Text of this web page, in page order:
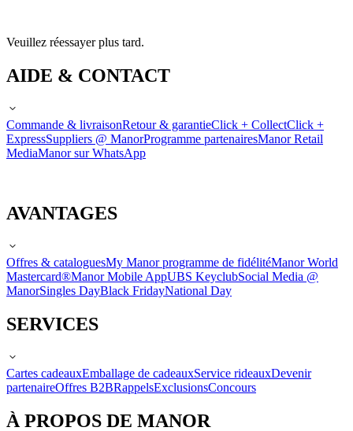
Veuillez réessayer plus tard.
AIDE & CONTACT
Commande & livraisonRetour & garantieClick + CollectClick +
ExpressSuppliers @ ManorProgramme partenairesManor Retail
MediaManor sur WhatsApp
AVANTAGES
Offres & cataloguesMy Manor programme de fidélitéManor World
Mastercard®Manor Mobile AppUBS KeyclubSocial Media @
ManorSingles DayBlack FridayNational Day
SERVICES
Cartes cadeauxEmballage de cadeauxService rideauxDevenir
partenaireOffres B2BRappelsExclusionsConcours
À PROPOS DE MANOR